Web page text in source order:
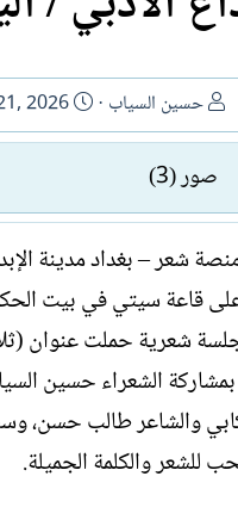
ا
ل
ا
ت
ب
حسين السياب
ت
ا
خ
ل
إ
ن
ا
ء
2026
صور (3)
شعر – بغداد مدينة
قاعة سيتي في بيت
شعرية حملت عنوان
الشعراء حسين
والشاعر طالب حسن،
للشعر والكلمة الجميلة.